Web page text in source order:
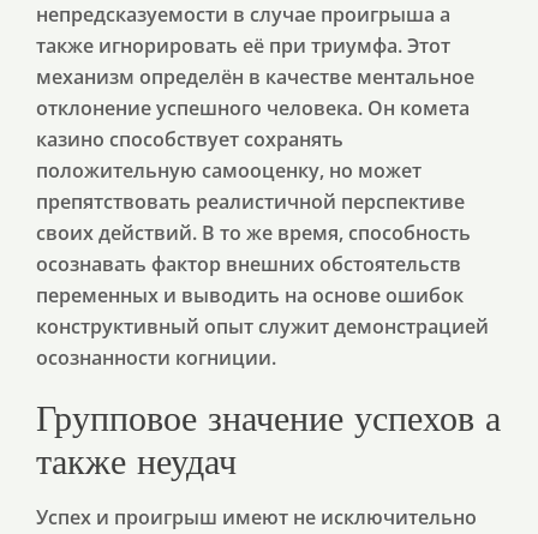
непредсказуемости в случае проигрыша а
также игнорировать её при триумфа. Этот
механизм определён в качестве ментальное
отклонение успешного человека. Он комета
казино способствует сохранять
положительную самооценку, но может
препятствовать реалистичной перспективе
своих действий. В то же время, способность
осознавать фактор внешних обстоятельств
переменных и выводить на основе ошибок
конструктивный опыт служит демонстрацией
осознанности когниции.
Групповое значение успехов а
также неудач
Успех и проигрыш имеют не исключительно